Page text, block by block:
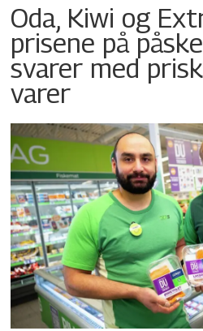
Oda, Kiwi og
prisene på
svarer med
varer